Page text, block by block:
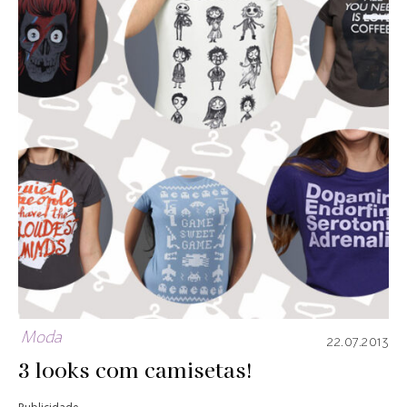
Moda 22.07.2013
3 looks com camisetas!